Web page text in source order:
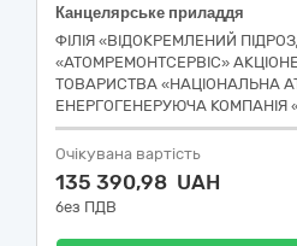
Канцелярське приладдя
ФІЛІЯ «ВІДОКРЕМЛЕНИЙ
«АТОМРЕМОНТСЕРВІС»
ТОВАРИСТВА «НАЦІОНАЛЬНА
ЕНЕРГОГЕНЕРУЮЧА КОМПАНІЯ
Очікувана вартість
135 390,98 UAH
без ПДВ